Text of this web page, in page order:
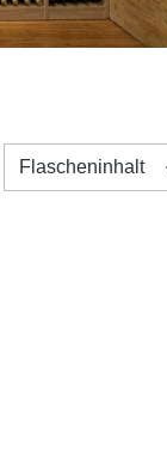
Flascheninhalt